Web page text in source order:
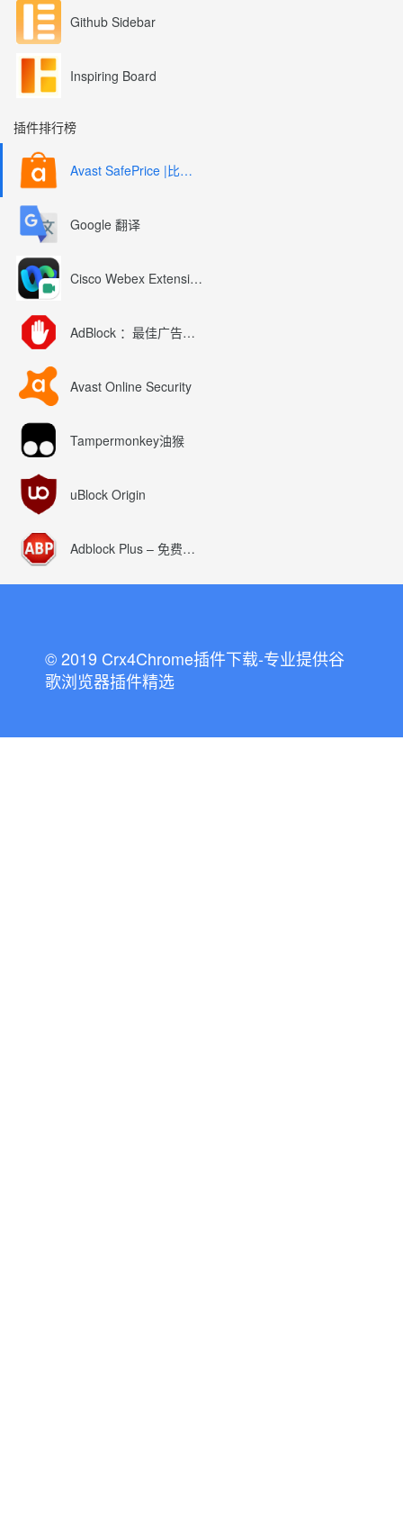
Github Sidebar
Inspiring Board
插件排行榜
Avast SafePrice |比较、交易、优惠券
Google 翻译
Cisco Webex Extension
AdBlock ：最佳广告拦截工具
Avast Online Security
Tampermonkey油猴
uBlock Origin
Adblock Plus – 免费的广告拦截器
© 2019 Crx4Chrome插件下载-专业提供谷
歌浏览器插件精选